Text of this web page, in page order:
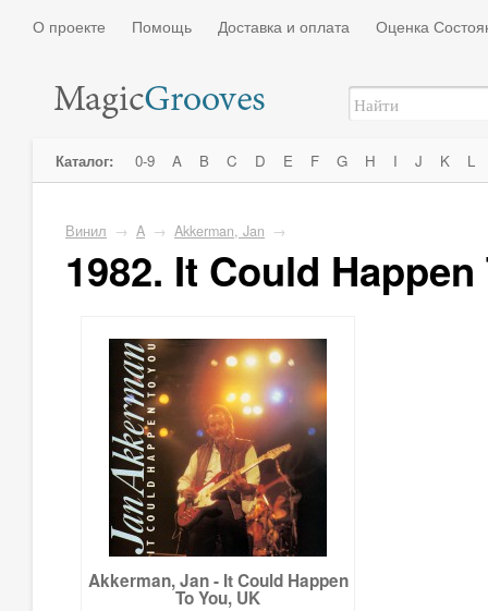
О проекте Помощь Доставка и оплата Оценка
Каталог: 0-9 A B C D E F G H I J K L
Винил → A → Akkerman, Jan →
1982. It Could Happen
Akkerman, Jan - It Could Happen
To You, UK